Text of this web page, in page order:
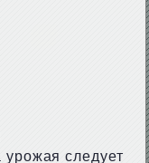
урожая следует